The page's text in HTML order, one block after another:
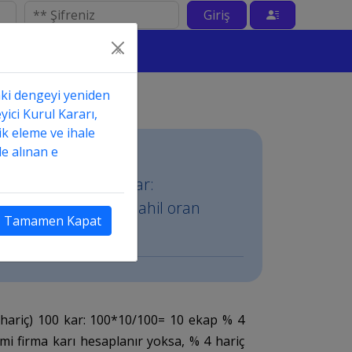
Giriş
edilir?
(% 4 hariç) 100 kar:
yani 4 lük gider dahil oran
100 kar: 100*10/100= 10 ekap % 4
firma karı hesaplanır yoksa, % 4 hariç
×
dengeyi yeniden
Kurul Kararı,
eleme ve ihale
alınan e
Tamamen Kapat